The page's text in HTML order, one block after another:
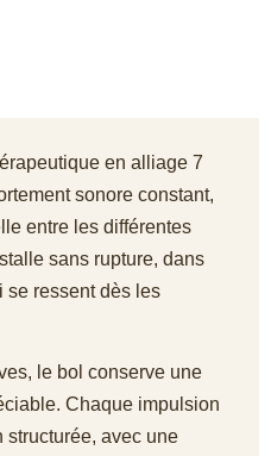
en alliage 7
sonore constant,
entre les différentes
sans rupture, dans
se ressent dès les
le bol conserve une
Chaque impulsion
structurée, avec une